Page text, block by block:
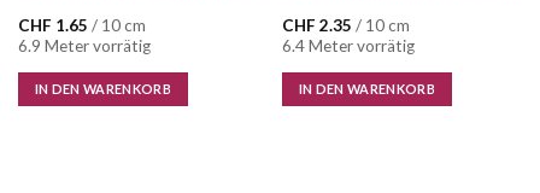
CHF 1.65 / 10 cm
6.9 Meter vorrätig
IN DEN WARENKORB
CHF 2.35 / 10 cm
6.4 Meter vorrätig
IN DEN WARENKORB